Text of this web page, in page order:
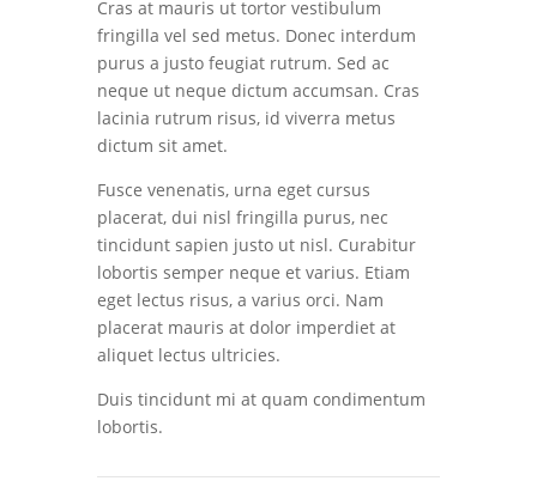
Cras at mauris ut tortor vestibulum
fringilla vel sed metus. Donec interdum
purus a justo feugiat rutrum. Sed ac
neque ut neque dictum accumsan. Cras
lacinia rutrum risus, id viverra metus
dictum sit amet.
Fusce venenatis, urna eget cursus
placerat, dui nisl fringilla purus, nec
tincidunt sapien justo ut nisl. Curabitur
lobortis semper neque et varius. Etiam
eget lectus risus, a varius orci. Nam
placerat mauris at dolor imperdiet at
aliquet lectus ultricies.
Duis tincidunt mi at quam condimentum
lobortis.